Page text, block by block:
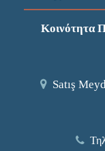
Κοινότητα
Satış